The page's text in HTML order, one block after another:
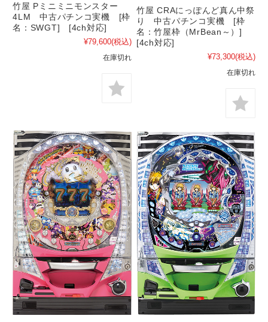
竹屋 Pミニミニモンスター
4LM 中古パチンコ実機 [枠
名：SWGT] [4ch対応]
¥79,600(税込)
在庫切れ
竹屋 CRAにっぽんど真ん中祭
り 中古パチンコ実機 [枠
名：竹屋枠（MrBean～）]
[4ch対応]
¥73,300(税込)
在庫切れ